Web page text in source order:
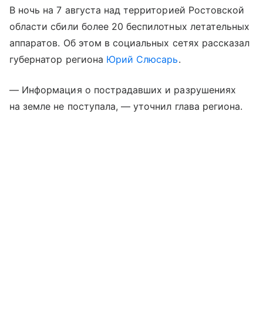
В ночь на 7 августа над территорией Ростовской
области сбили более 20 беспилотных летательных
аппаратов. Об этом в социальных сетях рассказал
губернатор региона Юрий Слюсарь.
— Информация о пострадавших и разрушениях
на земле не поступала, — уточнил глава региона.